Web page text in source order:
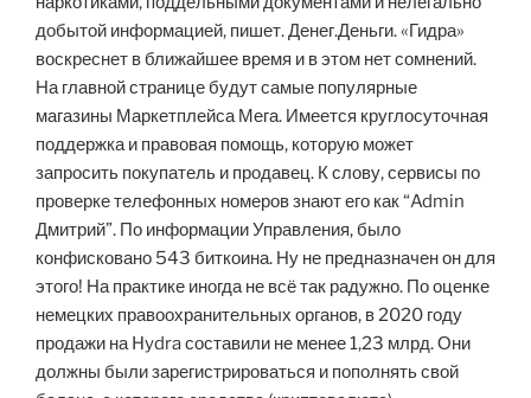
добытой информацией, пишет. Денег.Деньги. «Гидра»
воскреснет в ближайшее время и в этом нет сомнений.
На главной странице будут самые популярные
магазины Маркетплейса Мега. Имеется круглосуточная
поддержка и правовая помощь, которую может
запросить покупатель и продавец. К слову, сервисы по
проверке телефонных номеров знают его как “Admin
Дмитрий”. По информации Управления, было
конфисковано 543 биткоина. Ну не предназначен он для
этого! На практике иногда не всё так радужно. По оценке
немецких правоохранительных органов, в 2020 году
продажи на Hydra составили не менее 1,23 млрд. Они
должны были зарегистрироваться и пополнять свой